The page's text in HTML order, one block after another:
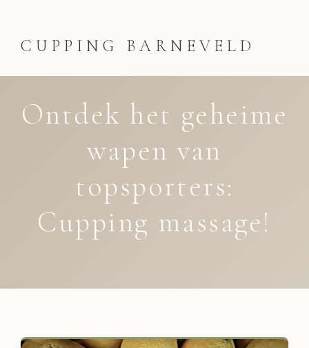
CUPPING BARNEVELD
Ontdek het geheime
wapen van
topsporters:
Cupping massage!